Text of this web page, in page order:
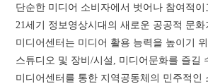
단순한 미디어 소비자에서 벗어나 참여적
21세기 정보영상시대의 새로운 공공적 문
미디어센터는 미디어 활용 능력을 높이기
스튜디오 및 장비/시설, 미디어문화를 즐길
미디어센터를 통한 지역공동체의 민주적